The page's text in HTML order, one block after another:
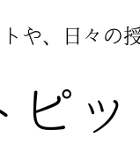
や、 日々の
ピ